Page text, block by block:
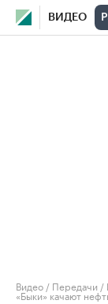
ВИДЕО
Видео / Передачи /
«Быки» качают